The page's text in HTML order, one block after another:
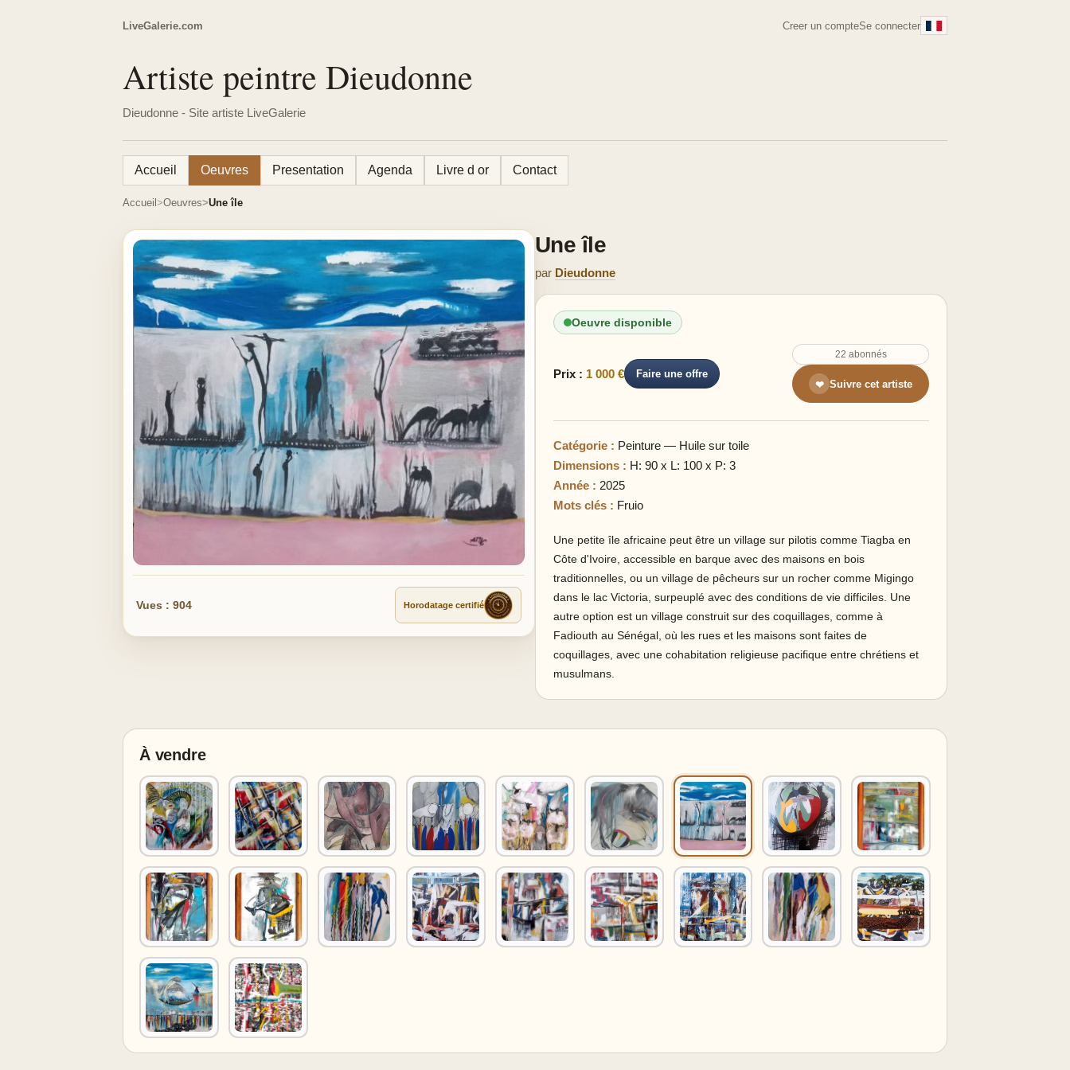
LiveGalerie.com Creer un compteSe connecter
Artiste peintre Dieudonne
Dieudonne - Site artiste LiveGalerie
Accueil Oeuvres Presentation Agenda Livre d or Contact
Accueil Oeuvres Une île
Vues : 904 Horodatage certifié
Une île
par Dieudonne
Oeuvre disponible
Prix : 1 000 € Faire une offre
22 abonnés
❤ Suivre cet artiste
Catégorie : Peinture — Huile sur toile
Dimensions : H: 90 x L: 100 x P: 3
Année : 2025
Mots clés : Fruio
Une petite île africaine peut être un village sur pilotis comme Tiagba en
Côte d'Ivoire, accessible en barque avec des maisons en bois
traditionnelles, ou un village de pêcheurs sur un rocher comme Migingo
dans le lac Victoria, surpeuplé avec des conditions de vie difficiles. Une
autre option est un village construit sur des coquillages, comme à
Fadiouth au Sénégal, où les rues et les maisons sont faites de
coquillages, avec une cohabitation religieuse pacifique entre chrétiens et
musulmans.
À vendre